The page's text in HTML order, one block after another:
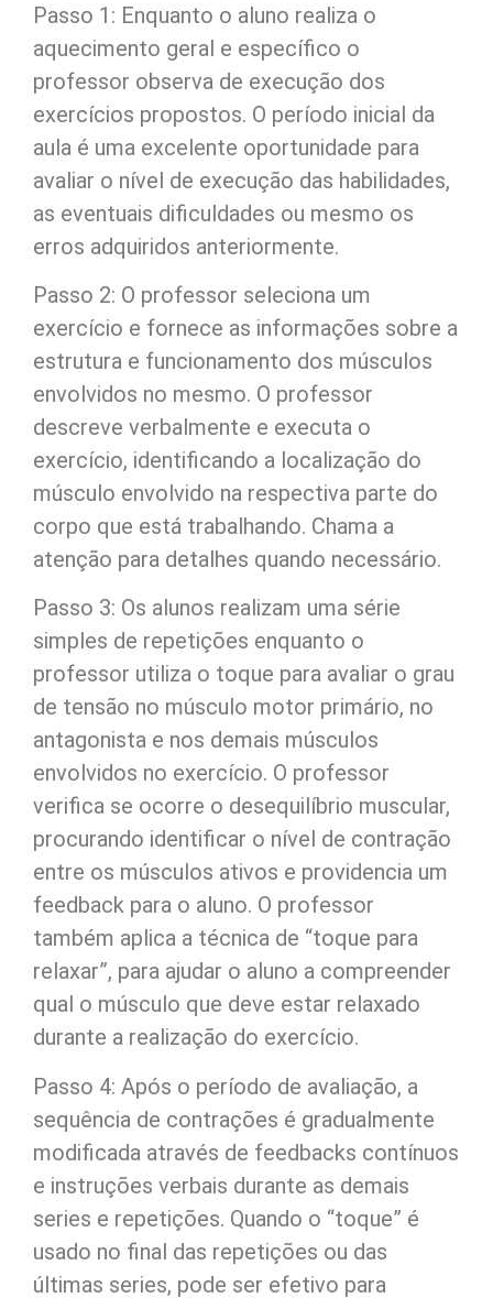
Passo 1: Enquanto o aluno realiza o
aquecimento geral e específico o
professor observa de execução dos
exercícios propostos. O período inicial da
aula é uma excelente oportunidade para
avaliar o nível de execução das habilidades,
as eventuais dificuldades ou mesmo os
erros adquiridos anteriormente.
Passo 2: O professor seleciona um
exercício e fornece as informações sobre a
estrutura e funcionamento dos músculos
envolvidos no mesmo. O professor
descreve verbalmente e executa o
exercício, identificando a localização do
músculo envolvido na respectiva parte do
corpo que está trabalhando. Chama a
atenção para detalhes quando necessário.
Passo 3: Os alunos realizam uma série
simples de repetições enquanto o
professor utiliza o toque para avaliar o grau
de tensão no músculo motor primário, no
antagonista e nos demais músculos
envolvidos no exercício. O professor
verifica se ocorre o desequilíbrio muscular,
procurando identificar o nível de contração
entre os músculos ativos e providencia um
feedback para o aluno. O professor
também aplica a técnica de “toque para
relaxar”, para ajudar o aluno a compreender
qual o músculo que deve estar relaxado
durante a realização do exercício.
Passo 4: Após o período de avaliação, a
sequência de contrações é gradualmente
modificada através de feedbacks contínuos
e instruções verbais durante as demais
series e repetições. Quando o “toque” é
usado no final das repetições ou das
últimas series, pode ser efetivo para